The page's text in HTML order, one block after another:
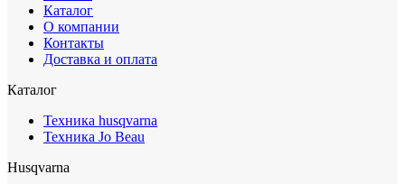
Каталог
О компании
Контакты
Доставка и оплата
Каталог
Техника husqvarna
Техника Jo Beau
Husqvarna